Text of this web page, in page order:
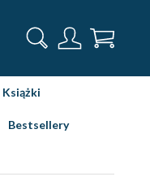
Książki
Bestsellery